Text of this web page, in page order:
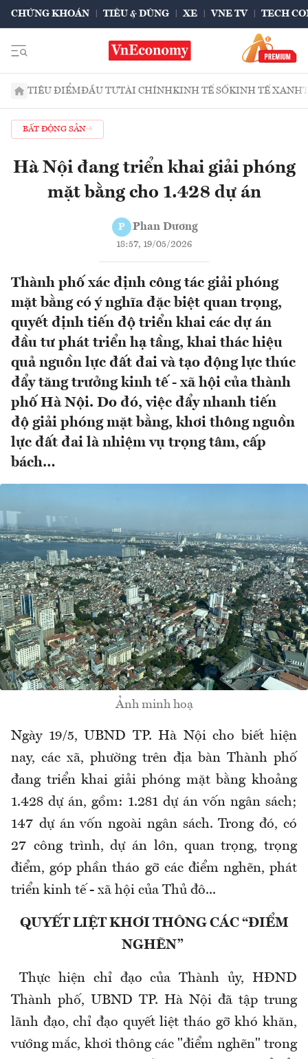
CHỨNG KHOÁN TIÊU & DÙNG XE VNE TV TECH
TIÊU ĐIỂMĐẦU TƯTÀI CHÍNHKINH TẾ SỐKINH TẾ XANH
BẤT ĐỘNG SẢN
Hà Nội đang triển khai giải phóng
mặt bằng cho 1.428 dự án
P Phan Dương
18:57, 19/05/2026
Thành phố xác định công tác giải phóng
mặt bằng có ý nghĩa đặc biệt quan trọng,
quyết định tiến độ triển khai các dự án
đầu tư phát triển hạ tầng, khai thác hiệu
quả nguồn lực đất đai và tạo động lực thúc
đẩy tăng trưởng kinh tế - xã hội của thành
phố Hà Nội. Do đó, việc đẩy nhanh tiến
độ giải phóng mặt bằng, khơi thông nguồn
lực đất đai là nhiệm vụ trọng tâm, cấp
bách…
Ảnh minh hoạ
Ngày 19/5, UBND TP. Hà Nội cho biết hiện
nay, các xã, phường trên địa bàn Thành phố
đang triển khai giải phóng mặt bằng khoảng
1.428 dự án, gồm: 1.281 dự án vốn ngân sách;
147 dự án vốn ngoài ngân sách. Trong đó, có
27 công trình, dự án lớn, quan trọng, trọng
điểm, góp phần tháo gỡ các điểm nghẽn, phát
triển kinh tế - xã hội của Thủ đô...
QUYẾT LIỆT KHƠI THÔNG CÁC “ĐIỂM
NGHẼN”
Thực hiện chỉ đạo của Thành ủy, HĐND
Thành phố, UBND TP. Hà Nội đã tập trung
lãnh đạo, chỉ đạo quyết liệt tháo gỡ khó khăn,
vướng mắc, khơi thông các "điểm nghẽn" trong